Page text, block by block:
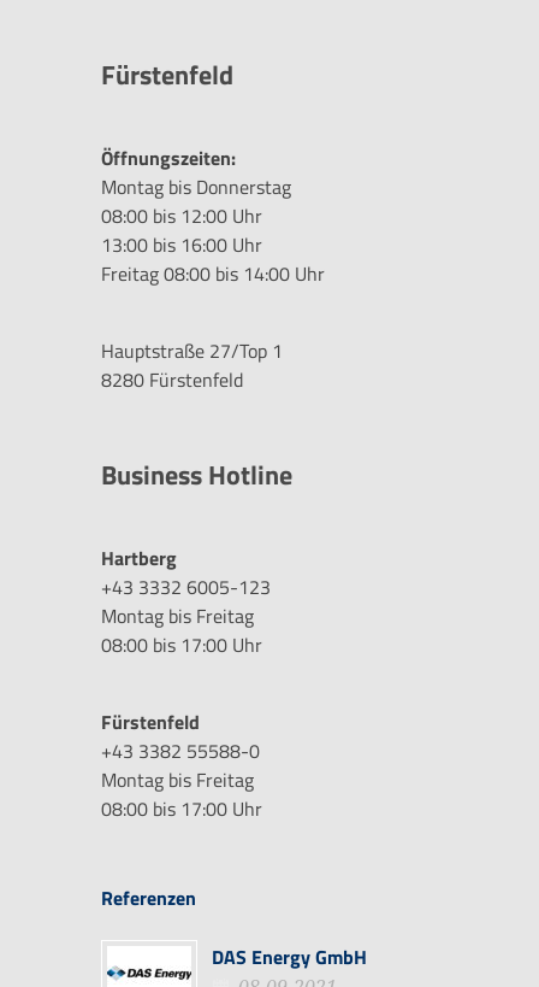
Fürstenfeld
Öffnungszeiten:
Montag bis Donnerstag
08:00 bis 12:00 Uhr
13:00 bis 16:00 Uhr
Freitag 08:00 bis 14:00 Uhr
Hauptstraße 27/Top 1
8280 Fürstenfeld
Business Hotline
Hartberg
+43 3332 6005-123
Montag bis Freitag
08:00 bis 17:00 Uhr
Fürstenfeld
+43 3382 55588-0
Montag bis Freitag
08:00 bis 17:00 Uhr
Referenzen
DAS Energy GmbH